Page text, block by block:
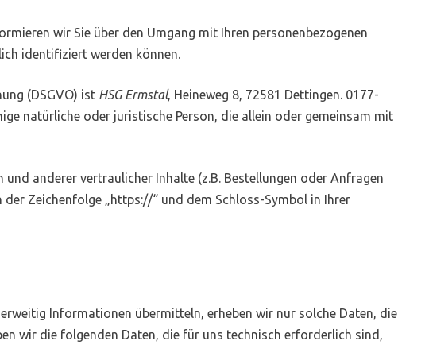
wir Sie über den Umgang mit Ihren personenbezogenen
identifiziert werden können.
(DSGVO) ist HSG Ermstal, Heineweg 8, 72581 Dettingen. 0177-
natürliche oder juristische Person, die allein oder gemeinsam mit
anderer vertraulicher Inhalte (z.B. Bestellungen oder Anfragen
der Zeichenfolge „https://“ und dem Schloss-Symbol in Ihrer
Informationen übermitteln, erheben wir nur solche Daten, die
wir die folgenden Daten, die für uns technisch erforderlich sind,